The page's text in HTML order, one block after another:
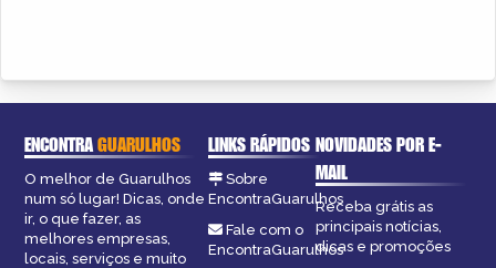
ENCONTRAGUARULHOS
O melhor de Guarulhos
num só lugar! Dicas, onde
ir, o que fazer, as
melhores empresas,
locais, serviços e muito
LINKS RÁPIDOS
Sobre
EncontraGuarulhos
Fale com o
EncontraGuarulhos
NOVIDADES POR E-
MAIL
Receba grátis as
principais notícias,
dicas e promoções